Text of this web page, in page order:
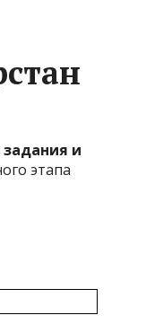
и
этапа